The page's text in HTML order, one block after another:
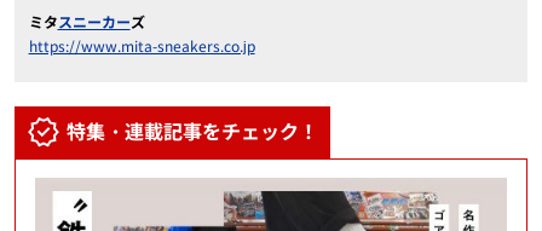
ミタスニーカーズ
https://www.mita-sneakers.co.jp
特集・連載記事をチェック！